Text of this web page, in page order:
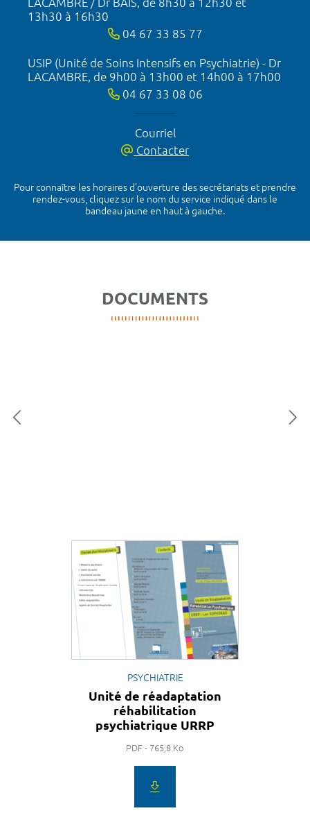
13h30 à 16h30
04 67 33 85 77
USIP (Unité de Soins Intensifs en Psychiatrie) - Dr
LACAMBRE, de 9h00 à 13h00 et 14h00 à 17h00
04 67 33 08 06
Courriel
Contacter
Pour connaître les horaires d’ouverture des secrétariats et prendre
rendez-vous, cliquez sur le nom du service indiqué dans le
bandeau jaune en haut à gauche.
DOCUMENTS
PSYCHIATRIE
Unité de réadaptation
réhabilitation
psychiatrique URRP
PDF - 765,8 Ko